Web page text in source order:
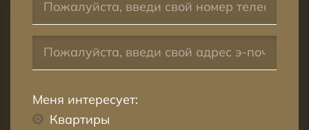
Меня интересует:
Квартиры